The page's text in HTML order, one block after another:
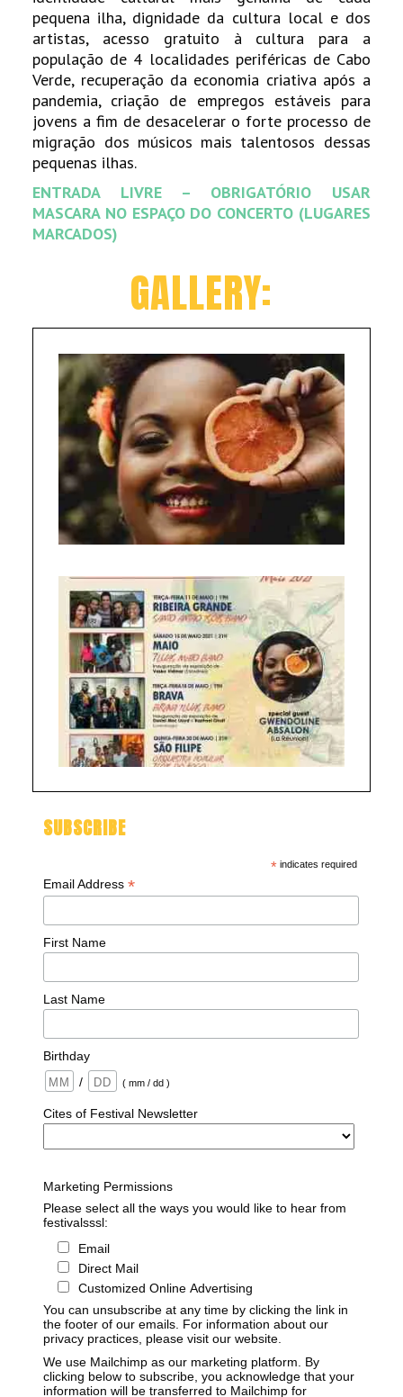
pequena ilha, dignidade da cultura local e dos
artistas, acesso gratuito à cultura para a
população de 4 localidades periféricas de Cabo
Verde, recuperação da economia criativa após a
pandemia, criação de empregos estáveis para
jovens a fim de desacelerar o forte processo de
migração dos músicos mais talentosos dessas
pequenas ilhas.
ENTRADA LIVRE – OBRIGATÓRIO USAR
MASCARA NO ESPAÇO DO CONCERTO (LUGARES
MARCADOS)
GALLERY:
SUBSCRIBE
* indicates required
Email Address *
First Name
Last Name
Birthday
/
( mm / dd )
Cites of Festival Newsletter
Marketing Permissions
Please select all the ways you would like to hear from
festivalsssl:
Email
Direct Mail
Customized Online Advertising
You can unsubscribe at any time by clicking the link in
the footer of our emails. For information about our
privacy practices, please visit our website.
We use Mailchimp as our marketing platform. By
clicking below to subscribe, you acknowledge that your
information will be transferred to Mailchimp for